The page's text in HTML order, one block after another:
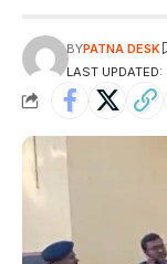
LAST UPDATED:
BYPATNA DESK